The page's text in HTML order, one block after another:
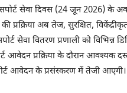
सेवा दिवस (24 जून 2026) के
प्रक्रिया अब तेज, सुरक्षित,
सेवा वितरण प्रणाली को
आवेदन प्रक्रिया के दौरान
आवेदन के प्रसंस्करण में तेजी आएगी।